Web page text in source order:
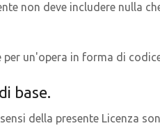
non deve includere nulla
un'opera in forma di
base.
della presente Licenza